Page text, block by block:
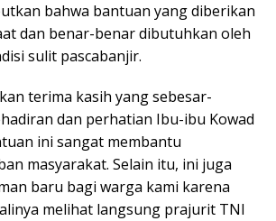
bahwa bantuan yang diberikan
dan benar-benar dibutuhkan oleh
sulit pascabanjir.
terima kasih yang sebesar-
dan perhatian Ibu-ibu Kowad
ini sangat membantu
masyarakat. Selain itu, ini juga
baru bagi warga kami karena
melihat langsung prajurit TNI